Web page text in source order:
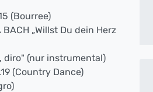
(Bourree)
BACH „Willst Du dein Herz
diro" (nur instrumental)
(Country Dance)